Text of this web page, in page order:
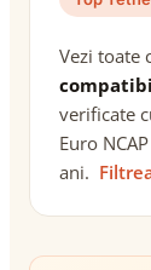
Vezi toate
verificate
Euro
ani.